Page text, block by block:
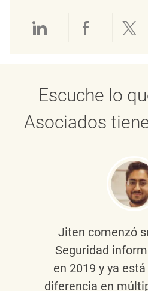
Compartir a
Escuche lo
Asociados
Jiten comenzó
Seguridad
en 2019 y ya
diferencia en